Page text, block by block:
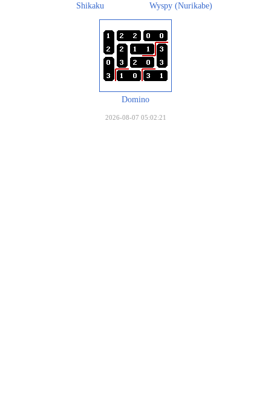
Shikaku Wyspy (Nurikabe)
Domino
2026-08-07 05:02:21